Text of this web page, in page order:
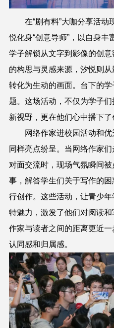
在“剧有料”大咖分享活动
悦化身“创意导师”，以自身
学子解锁从文字到影像的创
的构思与灵感来源，汐悦则
转化为生动的画面。台下的
题。这场活动，不仅为学子
新视野，更在他们心中播下了
网络作家进校园活动和优
同样亮点纷呈。当网络作家
对面交流时，现场气氛瞬间
事，解答学生们关于写作的
行创作。这些活动，让青少
特魅力，激发了他们对阅读
作家与读者之间的距离更近
认同感和归属感。